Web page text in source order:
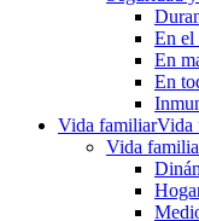
En el
En
En
Vida familiarVida
Vida